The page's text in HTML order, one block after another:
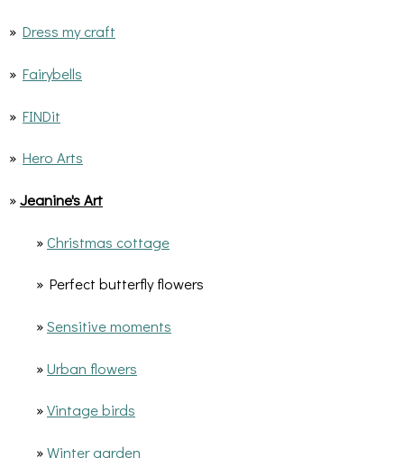
» Dress my craft
» Fairybells
» FINDit
» Hero Arts
»Jeanine's Art
»Christmas cottage
» Perfect butterfly flowers
»Sensitive moments
»Urban flowers
»Vintage birds
»Winter garden